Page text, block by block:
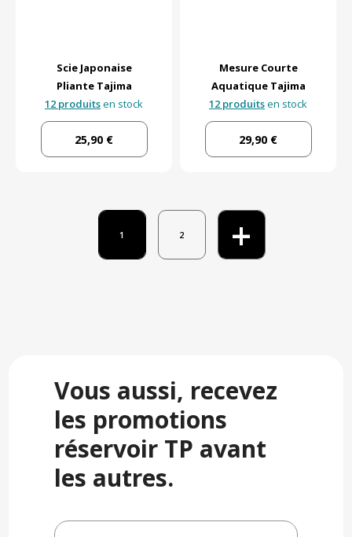
Scie Japonaise
Pliante Tajima
12 produitsen stock
25,90 €
Mesure Courte
Aquatique Tajima
12 produitsen stock
29,90 €
1 2 +
Vous aussi, recevez
les promotions
réservoir TP avant
les autres.